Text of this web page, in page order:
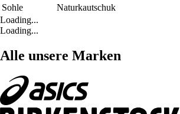
Sohle
Naturkautschuk
Loading...
Loading...
Alle unsere Marken